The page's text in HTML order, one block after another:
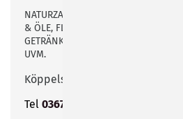
NATURZAUBER IN SONNEBERG:
& ÖLE, FLEISCH & WURSTWAREN,
GETRÄNKE, HONIG, MARMELADE,
UVM.
Köppelsdorfer Straße 11
Tel 03675 81983